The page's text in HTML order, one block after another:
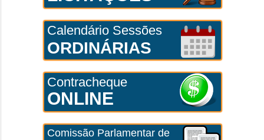
Calendário Sessões
ORDINÁRIAS
Contracheque
ONLINE
Comissão Parlamentar de